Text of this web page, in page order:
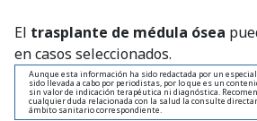
El trasplante de médula ósea
en casos seleccionados.
Aunque esta información ha sido redactada por un
sido llevada a cabo por periodistas, por lo que es un
sin valor de indicación terapéutica ni diagnóstica.
cualquier duda relacionada con la salud la consulte
ámbito sanitario correspondiente.